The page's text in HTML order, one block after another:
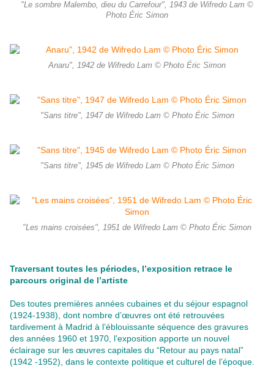
"Le sombre Malembo, dieu du Carrefour", 1943 de Wifredo Lam ©
Photo Éric Simon
Anaru", 1942 de Wifredo Lam © Photo Éric Simon
"Sans titre", 1947 de Wifredo Lam © Photo Éric Simon
"Sans titre", 1945 de Wifredo Lam © Photo Éric Simon
"Les mains croisées", 1951 de Wifredo Lam © Photo Éric Simon
Traversant toutes les périodes, l’exposition retrace le
parcours original de l’artiste
Des toutes premières années cubaines et du séjour espagnol
(1924-1938), dont nombre d’œuvres ont été retrouvées
tardivement à Madrid à l’éblouissante séquence des gravures
des années 1960 et 1970, l’exposition apporte un nouvel
éclairage sur les œuvres capitales du “Retour au pays natal”
(1942 -1952), dans le contexte politique et culturel de l’époque.